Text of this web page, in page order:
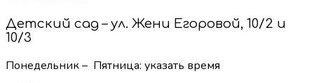
Детский сад – ул. Жени Егоровой, 10/2 и
10/3
Понедельник – Пятница: указать время